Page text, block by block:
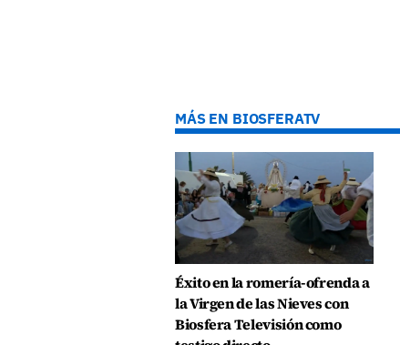
MÁS EN BIOSFERATV
Éxito en la romería-ofrenda a
la Virgen de las Nieves con
Biosfera Televisión como